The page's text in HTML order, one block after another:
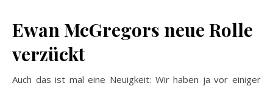
Ewan McGregors neue Rolle
verzückt
Auch das ist mal eine Neuigkeit: Wir haben ja vor einiger